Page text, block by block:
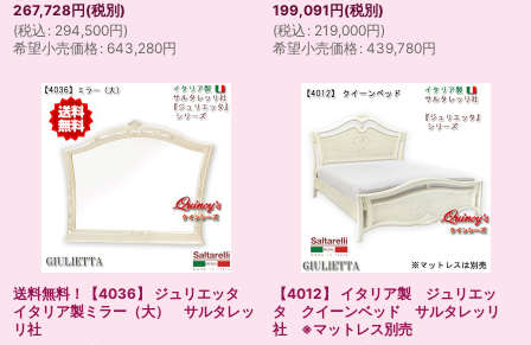
267,728円(税別)
(税込 : 294,500円)
希望小売価格: 643,280円
199,091円(税別)
(税込 : 219,000円)
希望小売価格: 439,780円
送料無料！【4036】 ジュリエッタ
イタリア製ミラー（大） サルタレッ
リ社
【4012】 イタリア製 ジュリエッ
タ クイーンベッド サルタレッリ
社 ※マットレス別売